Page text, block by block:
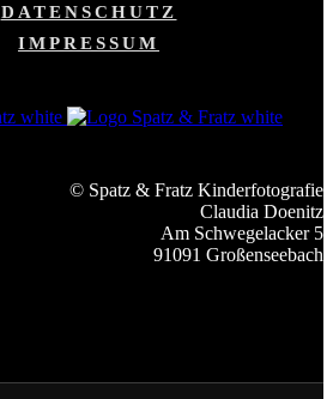
DATENSCHUTZ
IMPRESSUM
© Spatz & Fratz Kinderfotografie
Claudia Doenitz
Am Schwegelacker 5
91091 Großenseebach